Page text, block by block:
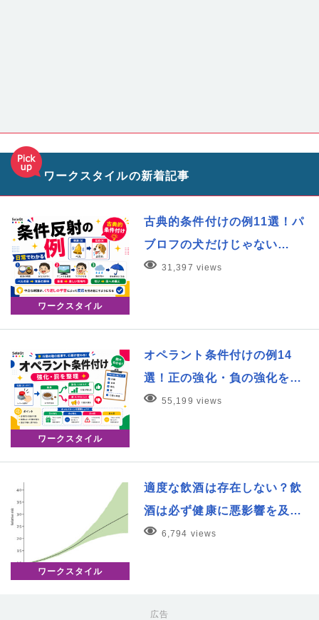
ワークスタイルの新着記事
ワークスタイル
古典的条件付けの例11選！パ
ブロフの犬だけじゃない…
31,397 views
ワークスタイル
オペラント条件付けの例14
選！正の強化・負の強化を…
55,199 views
ワークスタイル
適度な飲酒は存在しない？飲
酒は必ず健康に悪影響を及…
6,794 views
広告